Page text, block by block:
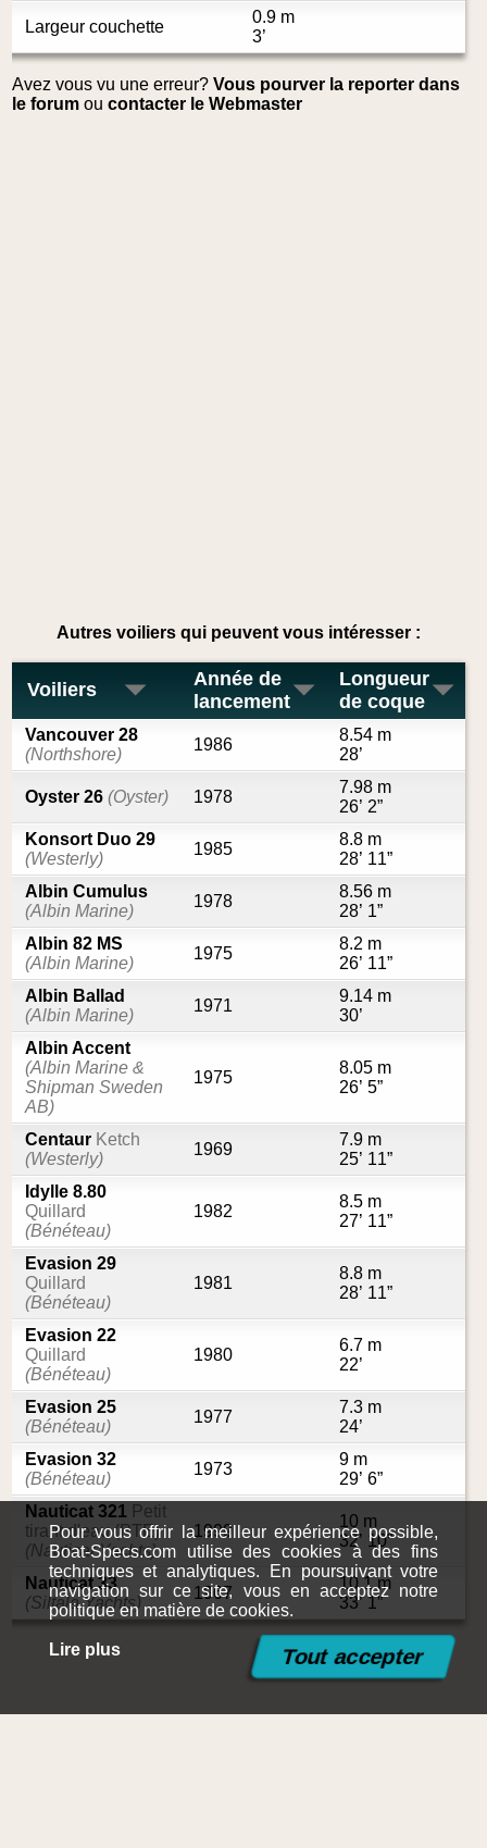
Largeur couchette
0.9 m
3’
Avez vous vu une erreur?Vous pourver la reporter dans
le forum oucontacter le Webmaster
Autres voiliers qui peuvent vous intéresser :
Voiliers
Année de
lancement
Longueur
de coque
Vancouver 28
(Northshore)
1986
8.54 m
28’
Oyster 26(Oyster) 1978
7.98 m
26’ 2”
Konsort Duo 29
(Westerly)
1985
8.8 m
28’ 11”
Albin Cumulus
(Albin Marine)
1978
8.56 m
28’ 1”
Albin 82 MS
(Albin Marine)
1975
8.2 m
26’ 11”
Albin Ballad
(Albin Marine)
1971
9.14 m
30’
Albin Accent
(Albin Marine &
Shipman Sweden
AB)
1975
8.05 m
26’ 5”
Centaur Ketch
(Westerly)
1969
7.9 m
25’ 11”
Idylle 8.80
Quillard
(Bénéteau)
1982
8.5 m
27’ 11”
Evasion 29
Quillard
(Bénéteau)
1981
8.8 m
28’ 11”
Evasion 22
Quillard
(Bénéteau)
1980
6.7 m
22’
Evasion 25
(Bénéteau)
1977
7.3 m
24’
Evasion 32
(Bénéteau)
1973
9 m
29’ 6”
Nauticat 321 Petit
tirant d'eau (PTE)
(Nauticat Yachts)
1999
10 m
32’ 10”
Nauticat 33
(Siltala Yachts)
1967
10.1 m
33’ 1”
Pour vous offrir la meilleur expérience possible,
Boat-Specs.com utilise des cookies à des fins
techniques et analytiques. En poursuivant votre
navigation sur ce site, vous en acceptez notre
politique en matière de cookies.
Lire plus